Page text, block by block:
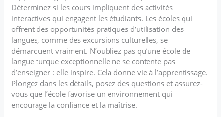
Déterminez si les cours impliquent des activités
interactives qui engagent les étudiants. Les écoles qui
offrent des opportunités pratiques d’utilisation des
langues, comme des excursions culturelles, se
démarquent vraiment. N’oubliez pas qu’une école de
langue turque exceptionnelle ne se contente pas
d’enseigner : elle inspire. Cela donne vie à l’apprentissage.
Plongez dans les détails, posez des questions et assurez-
vous que l’école favorise un environnement qui
encourage la confiance et la maîtrise.